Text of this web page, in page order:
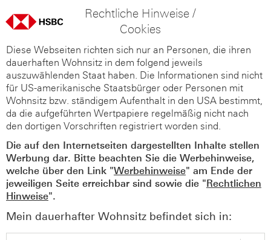
Rechtliche Hinweise /
Cookies
Diese Webseiten richten sich nur an Personen, die ihren
dauerhaften Wohnsitz in dem folgend jeweils
auszuwählenden Staat haben. Die Informationen sind nicht
für US-amerikanische Staatsbürger oder Personen mit
Wohnsitz bzw. ständigem Aufenthalt in den USA bestimmt,
da die aufgeführten Wertpapiere regelmäßig nicht nach
den dortigen Vorschriften registriert worden sind.
Die auf den Internetseiten dargestellten Inhalte stellen
Werbung dar. Bitte beachten Sie die Werbehinweise,
welche über den Link "Werbehinweise" am Ende der
jeweiligen Seite erreichbar sind sowie die "Rechtlichen
Hinweise".
Mein dauerhafter Wohnsitz befindet sich in: